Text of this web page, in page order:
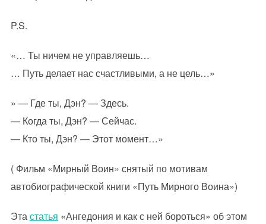
P.S.
«… Ты ничем не управляешь…
… Путь делает нас счастливыми, а не цель…»
» — Где ты, Дэн? — Здесь.
— Когда ты, Дэн? — Сейчас.
— Кто ты, Дэн? — Этот момент…»
( Фильм «Мирный Воин» снятый по мотивам
автобиографической книги «Путь Мирного Воина»)
Этастатья «Ангедония и как с ней бороться» об этом